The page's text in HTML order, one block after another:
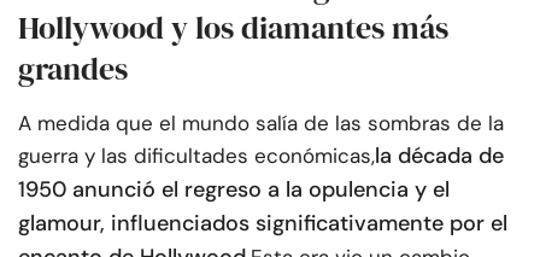
Hollywood y los diamantes más
grandes
A medida que el mundo salía de las sombras de la
guerra y las dificultades económicas,la década de
1950 anunció el regreso a la opulencia y el
glamour, influenciados significativamente por el